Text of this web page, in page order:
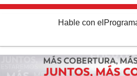
Hable con el